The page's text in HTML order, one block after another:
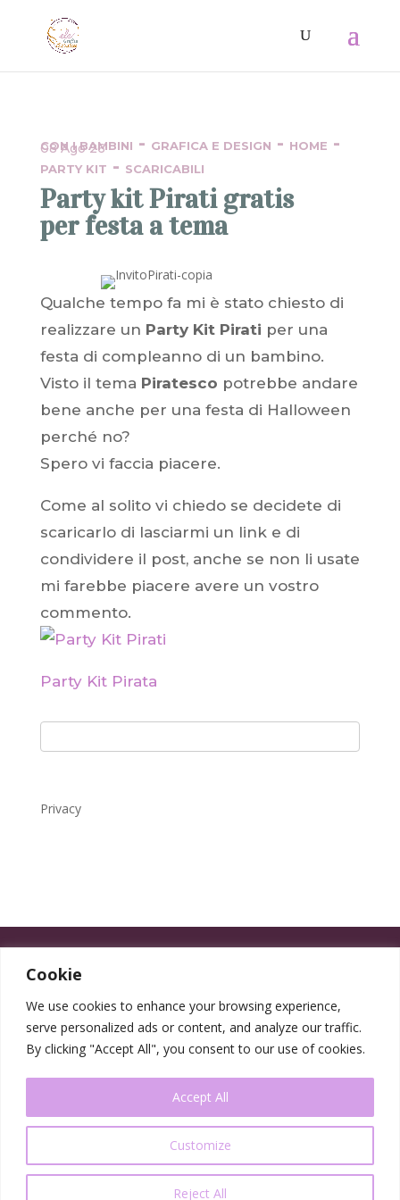
Cookie
We use cookies to enhance your browsing experience,
serve personalized ads or content, and analyze our traffic.
By clicking "Accept All", you consent to our use of cookies.
Customize
Reject All
Accept All
CON I BAMBINI - GRAFICA E DESIGN - HOME -
PARTY KIT - SCARICABILI
08 Ago 26
Party kit Pirati gratis
per festa a tema
Qualche tempo fa mi è stato chiesto di
realizzare un Party Kit Pirati per una
festa di compleanno di un bambino.
Visto il tema Piratesco potrebbe andare
bene anche per una festa di Halloween
perché no?
Spero vi faccia piacere.
Come al solito vi chiedo se decidete di
scaricarlo di lasciarmi un link e di
condividere il post, anche se non li usate
mi farebbe piacere avere un vostro
commento.
Party Kit Pirata
Privacy